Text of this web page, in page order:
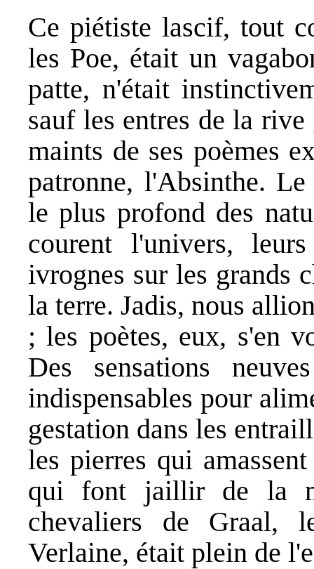
Ce piétiste lascif, tout
les Poe, était un
patte, n'était
sauf les entres de la
maints de ses poèmes
patronne, l'Absinthe.
le plus profond des
courent l'univers,
ivrognes sur les grands
la terre. Jadis, nous
; les poètes, eux, s'en
Des sensations
indispensables pour
gestation dans les
les pierres qui
qui font jaillir de la
chevaliers de Graal,
Verlaine, était plein de